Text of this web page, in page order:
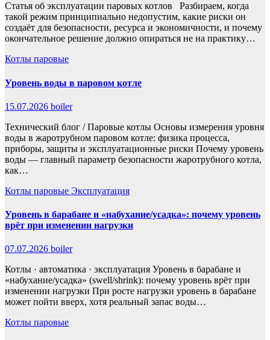
Статья об эксплуатации паровых котлов Разбираем, когда
такой режим принципиально недопустим, какие риски он
создаёт для безопасности, ресурса и экономичности, и почему
окончательное решение должно опираться не на практику…
Котлы паровые
Уровень воды в паровом котле
15.07.2026 boiler
Технический блог / Паровые котлы Основы измерения уровня
воды в жаротрубном паровом котле: физика процесса,
приборы, защиты и эксплуатационные риски Почему уровень
воды — главный параметр безопасности жаротрубного котла,
как…
Котлы паровые Эксплуатация
Уровень в барабане и «набухание/усадка»: почему уровень
врёт при изменении нагрузки
07.07.2026 boiler
Котлы · автоматика · эксплуатация Уровень в барабане и
«набухание/усадка» (swell/shrink): почему уровень врёт при
изменении нагрузки При росте нагрузки уровень в барабане
может пойти вверх, хотя реальный запас воды…
Котлы паровые